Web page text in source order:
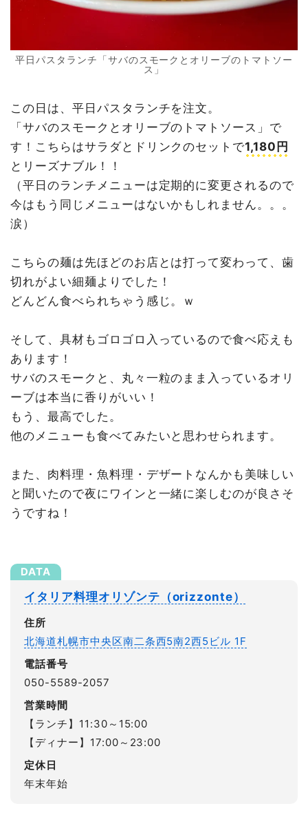
平日パスタランチ「サバのスモークとオリーブのトマトソー
ス」
この日は、平日パスタランチを注文。
「サバのスモークとオリーブのトマトソース」で
す！こちらはサラダとドリンクのセットで1,180円
とリーズナブル！！
（平日のランチメニューは定期的に変更されるので
今はもう同じメニューはないかもしれません。。。
涙）
こちらの麺は先ほどのお店とは打って変わって、歯
切れがよい細麺よりでした！
どんどん食べられちゃう感じ。ｗ
そして、具材もゴロゴロ入っているので食べ応えも
あります！
サバのスモークと、丸々一粒のまま入っているオリ
ーブは本当に香りがいい！
もう、最高でした。
他のメニューも食べてみたいと思わせられます。
また、肉料理・魚料理・デザートなんかも美味しい
と聞いたので夜にワインと一緒に楽しむのが良さそ
うですね！
イタリア料理オリゾンテ（orizzonte）
住所
北海道札幌市中央区南二条西5南2西5ビル 1F
電話番号
050-5589-2057
営業時間
【ランチ】11:30～15:00
【ディナー】17:00～23:00
定休日
年末年始